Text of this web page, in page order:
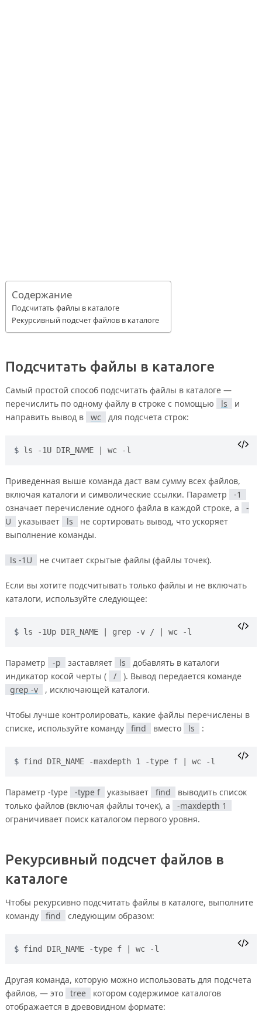
Содержание
Подсчитать файлы в каталоге
Рекурсивный подсчет файлов в каталоге
Подсчитать файлы в каталоге
Самый простой способ подсчитать файлы в каталоге —
перечислить по одному файлу в строке с помощью
ls
и
направить вывод в
wc для подсчета строк:
ls -1U DIR_NAME | wc -l
Приведенная выше команда даст вам сумму всех файлов,
включая каталоги и символические ссылки. Параметр
-1
означает перечисление одного файла в каждой строке, а
-
U
указывает ls
не сортировать вывод, что ускоряет
выполнение команды.
ls -1U не считает скрытые файлы (файлы точек).
Если вы хотите подсчитывать только файлы и не включать
каталоги, используйте следующее:
ls -1Up DIR_NAME | grep -v / | wc -l
Параметр -p заставляет ls
добавлять в каталоги
индикатор косой черты (
/
). Вывод передается команде
grep -v
, исключающей каталоги.
Чтобы лучше контролировать, какие файлы перечислены в
списке, используйте команду
find вместо ls :
find DIR_NAME -maxdepth 1 -type f | wc -l
Параметр -type -type f указывает find
выводить список
только файлов (включая файлы точек), а
-maxdepth 1
ограничивает поиск каталогом первого уровня.
Рекурсивный подсчет файлов в
каталоге
Чтобы рекурсивно подсчитать файлы в каталоге, выполните
команду
find следующим образом:
find DIR_NAME -type f | wc -l
Другая команда, которую можно использовать для подсчета
файлов, — это
tree
котором содержимое каталогов
отображается в древовидном формате: